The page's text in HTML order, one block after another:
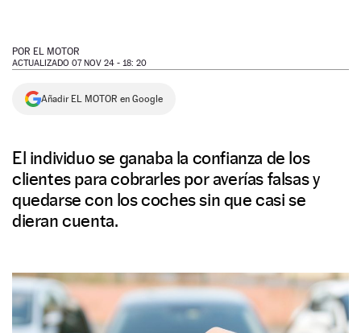
NEWSLETTER
SÍGUENOS
POR EL MOTOR
ACTUALIZADO 07 NOV 24 - 18: 20
Añadir EL MOTOR en Google
El individuo se ganaba la confianza de los
clientes para cobrarles por averías falsas y
quedarse con los coches sin que casi se
dieran cuenta.